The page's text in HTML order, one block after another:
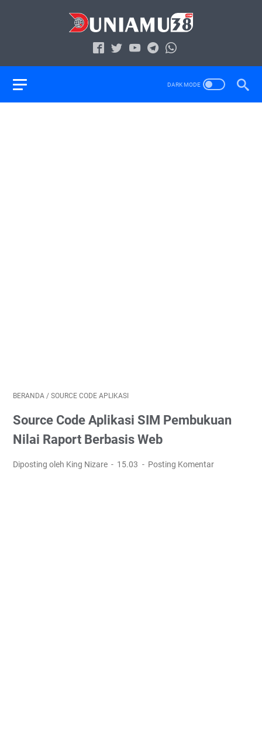
BERANDA / SOURCE CODE APLIKASI
Source Code Aplikasi SIM Pembukuan
Nilai Raport Berbasis Web
Diposting oleh King Nizare 15.03 Posting Komentar